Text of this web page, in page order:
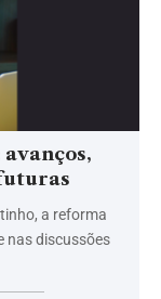
a reforma
nas discussões